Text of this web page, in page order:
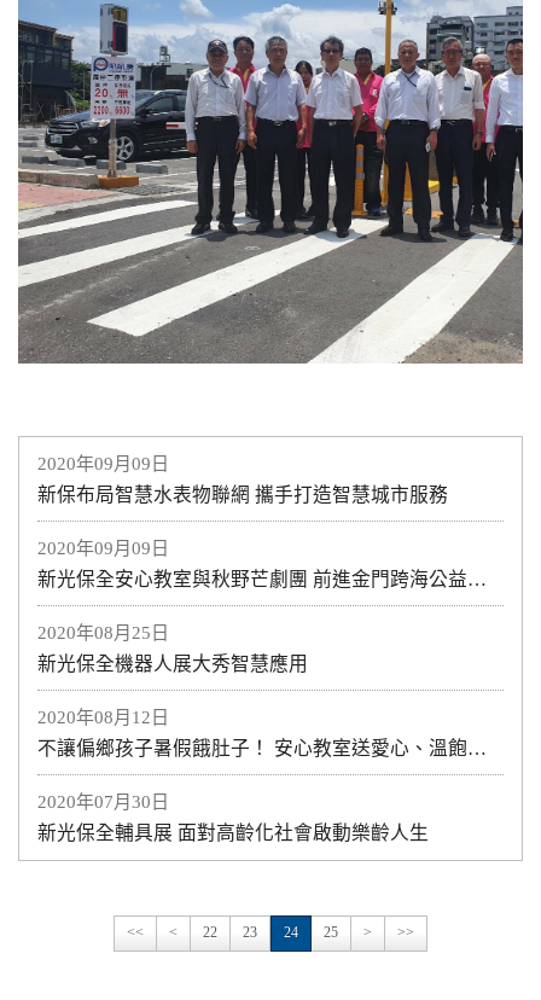
2020年09月09日
新保布局智慧水表物聯網 攜手打造智慧城市服務
2020年09月09日
新光保全安心教室與秋野芒劇團 前進金門跨海公益演出
2020年08月25日
新光保全機器人展大秀智慧應用
2020年08月12日
不讓偏鄉孩子暑假餓肚子！ 安心教室送愛心、溫飽到偏鄉
2020年07月30日
新光保全輔具展 面對高齡化社會啟動樂齡人生
<< < 22 23 24 25 > >>